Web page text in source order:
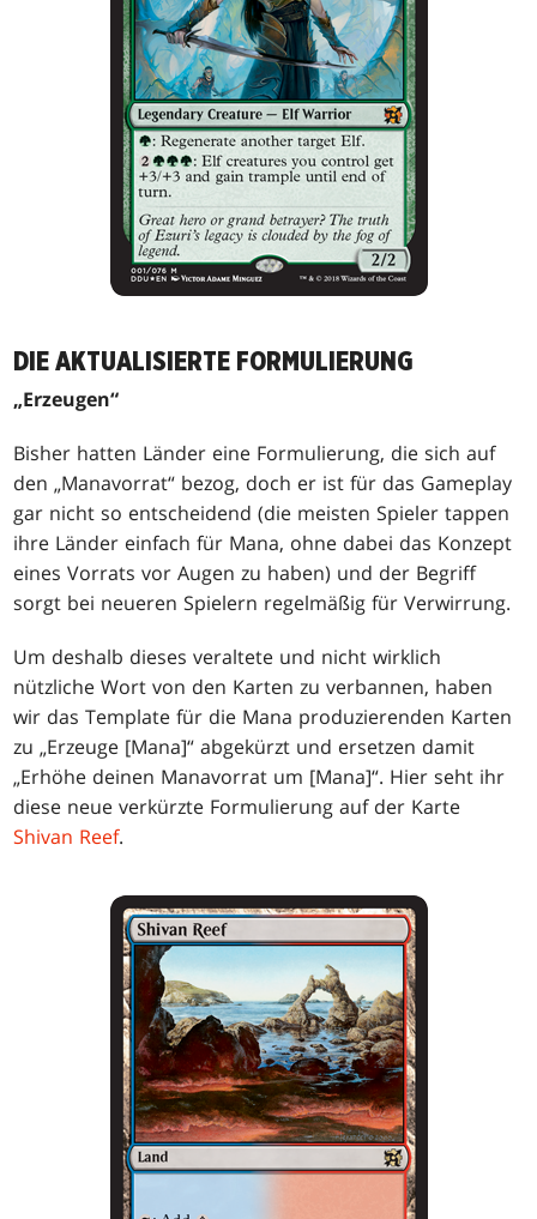
DIE AKTUALISIERTE FORMULIERUNG
„Erzeugen“
Bisher hatten Länder eine Formulierung, die sich auf
den „Manavorrat“ bezog, doch er ist für das Gameplay
gar nicht so entscheidend (die meisten Spieler tappen
ihre Länder einfach für Mana, ohne dabei das Konzept
eines Vorrats vor Augen zu haben) und der Begriff
sorgt bei neueren Spielern regelmäßig für Verwirrung.
Um deshalb dieses veraltete und nicht wirklich
nützliche Wort von den Karten zu verbannen, haben
wir das Template für die Mana produzierenden Karten
zu „Erzeuge [Mana]“ abgekürzt und ersetzen damit
„Erhöhe deinen Manavorrat um [Mana]“. Hier seht ihr
diese neue verkürzte Formulierung auf der Karte
Shivan Reef.